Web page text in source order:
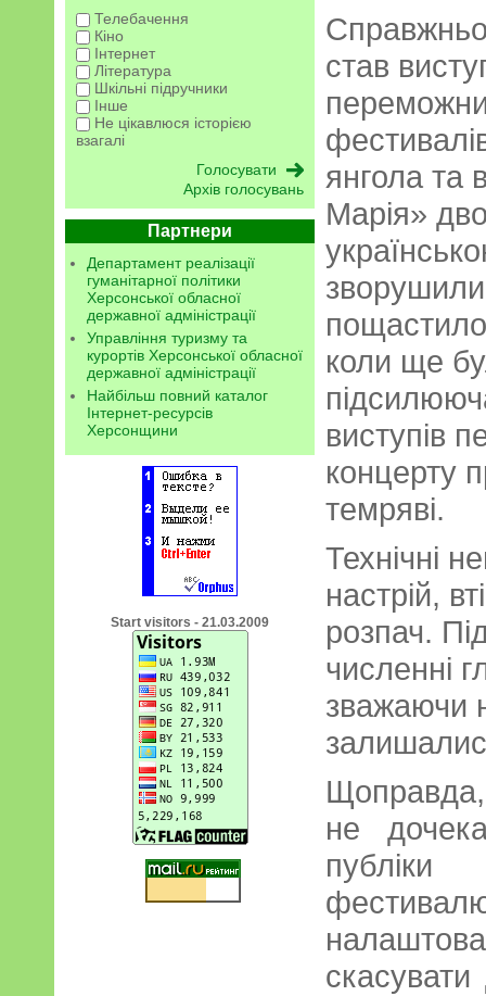
Телебачення
Кіно
Інтернет
Література
Шкільні підручники
Інше
Не цікавлюся історією
взагалі
Архів голосувань
Партнери
Департамент реалізації
гуманітарної політики
Херсонської обласної
державної адміністрації
Управління туризму та
курортів Херсонської обласної
державної адміністрації
Найбільш повний каталог
Інтернет-ресурсів
Херсонщини
Start visitors - 21.03.2009
став
янгола та
Марія»
зворушили
коли ще
виступів
концерту
темряві.
Технічні
настрій,
розпач.
численні
зважаючи
не
публіки